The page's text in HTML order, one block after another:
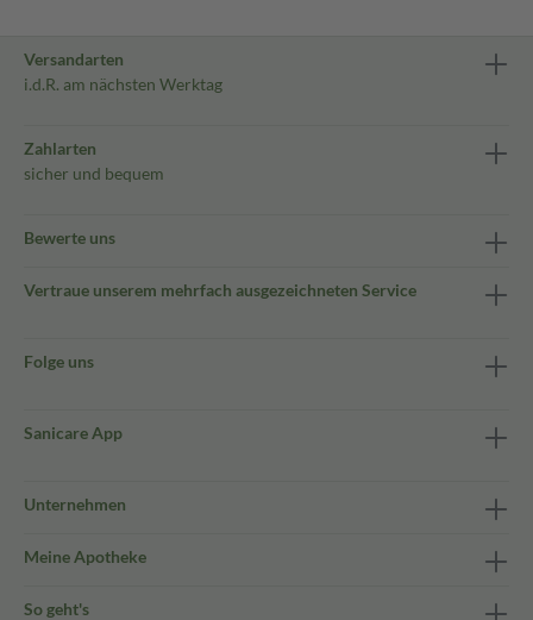
Versandarten
i.d.R. am nächsten Werktag
Zahlarten
sicher und bequem
Bewerte uns
Vertraue unserem mehrfach ausgezeichneten Service
Folge uns
Sanicare App
Unternehmen
Meine Apotheke
So geht's